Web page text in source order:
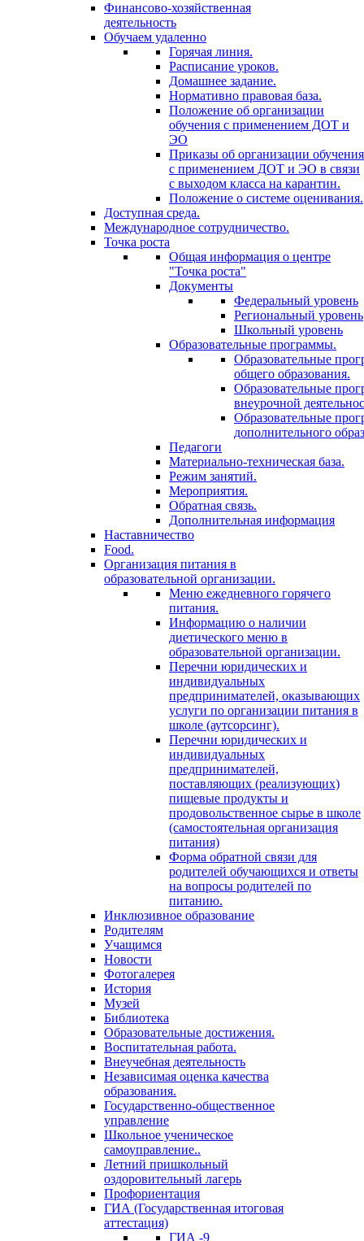
Финансово-хозяйственная
деятельность
Обучаем удаленно
Горячая линия.
Расписание уроков.
Домашнее задание.
Нормативно правовая база.
Положение об организации
обучения с применением ДОТ и
ЭО
Приказы об организации обучения
с применением ДОТ и ЭО в связи
с выходом класса на карантин.
Положение о системе оценивания.
Доступная среда.
Международное сотрудничество.
Точка роста
Общая информация о центре
"Точка роста"
Документы
Федеральный уровень
Региональный уровень
Школьный уровень
Образовательные программы.
Образовательные
общего образования.
Образовательные
внеурочной
Образовательные
дополнительного
Педагоги
Материально-техническая база.
Режим занятий.
Мероприятия.
Обратная связь.
Дополнительная информация
Наставничество
Food.
Организация питания в
образовательной организации.
Меню ежедневного горячего
питания.
Информацию о наличии
диетического меню в
образовательной организации.
Перечни юридических и
индивидуальных
предпринимателей, оказывающих
услуги по организации питания в
школе (аутсорсинг).
Перечни юридических и
индивидуальных
предпринимателей,
поставляющих (реализующих)
пищевые продукты и
продовольственное сырье в школе
(самостоятельная организация
питания)
Форма обратной связи для
родителей обучающихся и ответы
на вопросы родителей по
питанию.
Инклюзивное образование
Родителям
Учащимся
Новости
Фотогалерея
История
Музей
Библиотека
Образовательные достижения.
Воспитательная работа.
Внеучебная деятельность
Независимая оценка качества
образования.
Государственно-общественное
управление
Школьное ученическое
самоуправление..
Летний пришкольный
оздоровительный лагерь
Профориентация
ГИА (Государственная итоговая
аттестация)
ГИА -9